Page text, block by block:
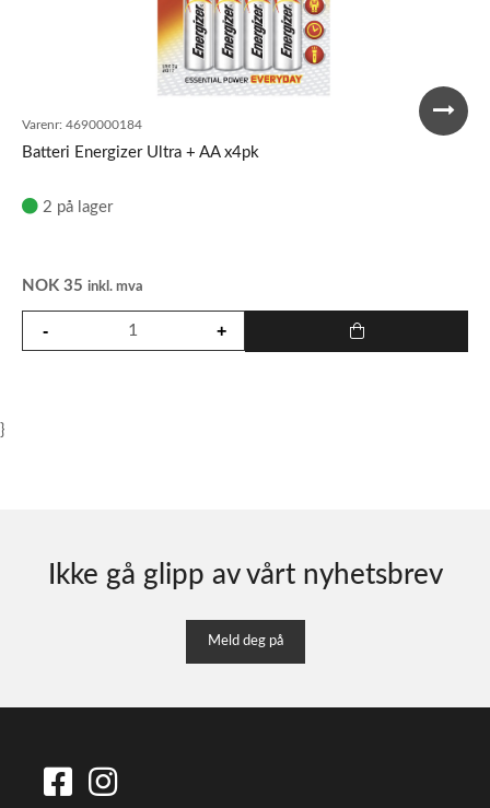
Varenr: 4690000184
Batteri Energizer Ultra + AA x4pk
2 på lager
NOK 35 inkl. mva
}
Ikke gå glipp av vårt nyhetsbrev
Meld deg på